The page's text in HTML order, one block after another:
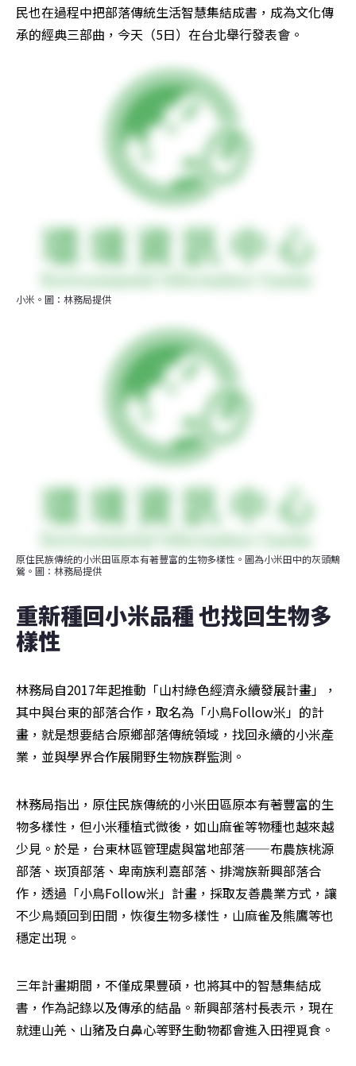
民也在過程中把部落傳統生活智慧集結成書，成為文化傳
承的經典三部曲，今天（5日）在台北舉行發表會。
小米。圖：林務局提供
原住民族傳統的小米田區原本有著豐富的生物多樣性。圖為小米田中的灰頭鷦
鶯。圖：林務局提供
重新種回小米品種 也找回生物多
樣性
林務局自2017年起推動「山村綠色經濟永續發展計畫」，
其中與台東的部落合作，取名為「小鳥Follow米」的計
畫，就是想要結合原鄉部落傳統領域，找回永續的小米產
業，並與學界合作展開野生物族群監測。
林務局指出，原住民族傳統的小米田區原本有著豐富的生
物多樣性，但小米種植式微後，如山麻雀等物種也越來越
少見。於是，台東林區管理處與當地部落——布農族桃源
部落、崁頂部落、卑南族利嘉部落、排灣族新興部落合
作，透過「小鳥Follow米」計畫，採取友善農業方式，讓
不少鳥類回到田間，恢復生物多樣性，山麻雀及熊鷹等也
穩定出現。
三年計畫期間，不僅成果豐碩，也將其中的智慧集結成
書，作為記錄以及傳承的結晶。新興部落村長表示，現在
就連山羌、山豬及白鼻心等野生動物都會進入田裡覓食。